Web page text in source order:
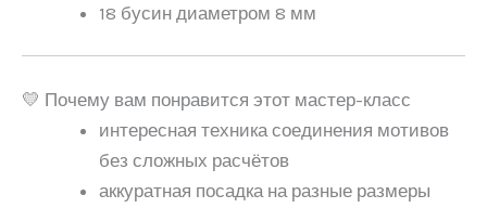
18 бусин диаметром 8 мм
💛 Почему вам понравится этот мастер-класс
интересная техника соединения мотивов
без сложных расчётов
аккуратная посадка на разные размеры